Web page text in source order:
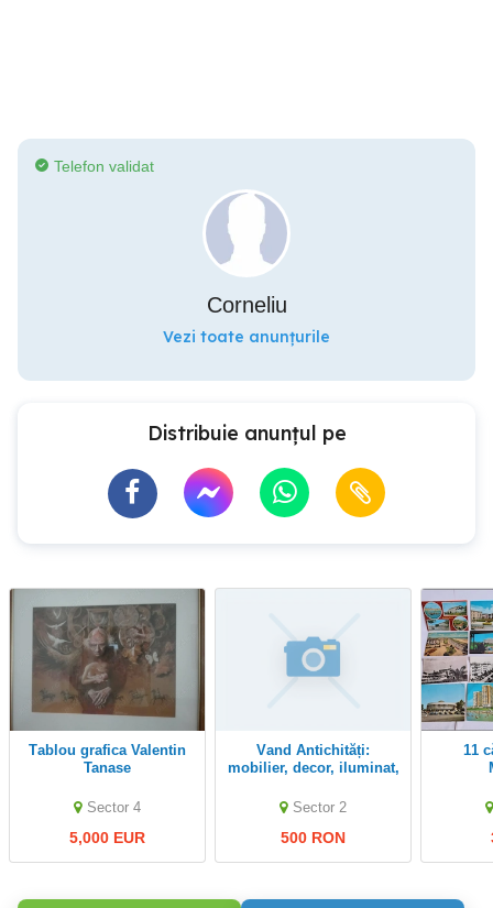
Telefon validat
Corneliu
Vezi toate anunțurile
Distribuie anunțul pe
Tablou grafica Valentin
Tanase
Sector 4
5,000 EUR
Vand Antichități:
mobilier, decor, iluminat,
Sector 2
500 RON
11 cărți poștale -